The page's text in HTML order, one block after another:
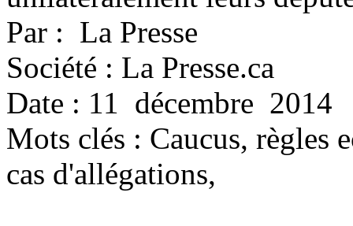
Par : La Presse
Société : La Presse.ca
Date : 11 décembre 2014
Mots clés : Caucus, règles
cas d'allégations,